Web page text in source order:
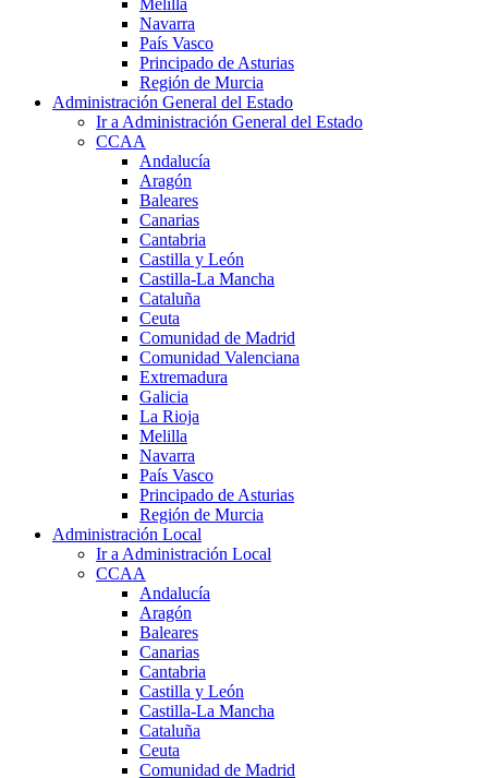
Navarra
País Vasco
Principado de Asturias
Región de Murcia
Administración General del Estado
Ir a Administración General del Estado
CCAA
Andalucía
Aragón
Baleares
Canarias
Cantabria
Castilla y León
Castilla-La Mancha
Cataluña
Ceuta
Comunidad de Madrid
Comunidad Valenciana
Extremadura
Galicia
La Rioja
Melilla
Navarra
País Vasco
Principado de Asturias
Región de Murcia
Administración Local
Ir a Administración Local
CCAA
Andalucía
Aragón
Baleares
Canarias
Cantabria
Castilla y León
Castilla-La Mancha
Cataluña
Ceuta
Comunidad de Madrid